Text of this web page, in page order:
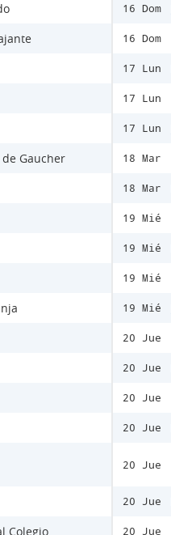
Gaucher
Colegio
16 Dom
16 Dom
17 Lun
17 Lun
17 Lun
18 Mar
18 Mar
19 Mié
19 Mié
19 Mié
19 Mié
20 Jue
20 Jue
20 Jue
20 Jue
20 Jue
20 Jue
20 Jue